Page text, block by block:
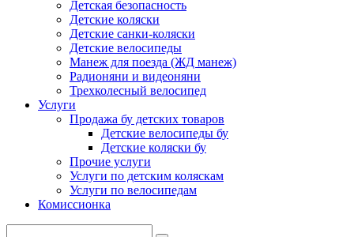
Детская безопасность
Детские коляски
Детские санки-коляски
Детские велосипеды
Манеж для поезда (ЖД манеж)
Радионяни и видеоняни
Трехколесный велосипед
Услуги
Продажа бу детских товаров
Детские велосипеды бу
Детские коляски бу
Прочие услуги
Услуги по детским коляскам
Услуги по велосипедам
Комиссионка